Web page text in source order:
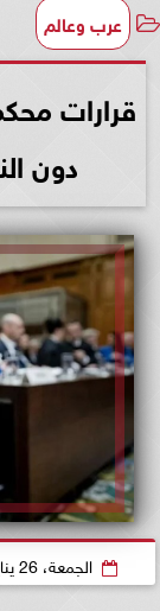
عرب وعالم
قرارات
دون
الجمعة، 26 يناير 2024